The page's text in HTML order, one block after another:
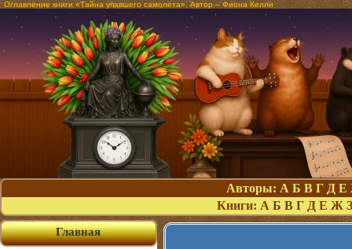
Оглавление книги «Тайна упавшего самолета». Автор – Фиона Келли
Авторы: А Б В Г Д Е
Книги: А Б В Г Д Е Ж З
Главная